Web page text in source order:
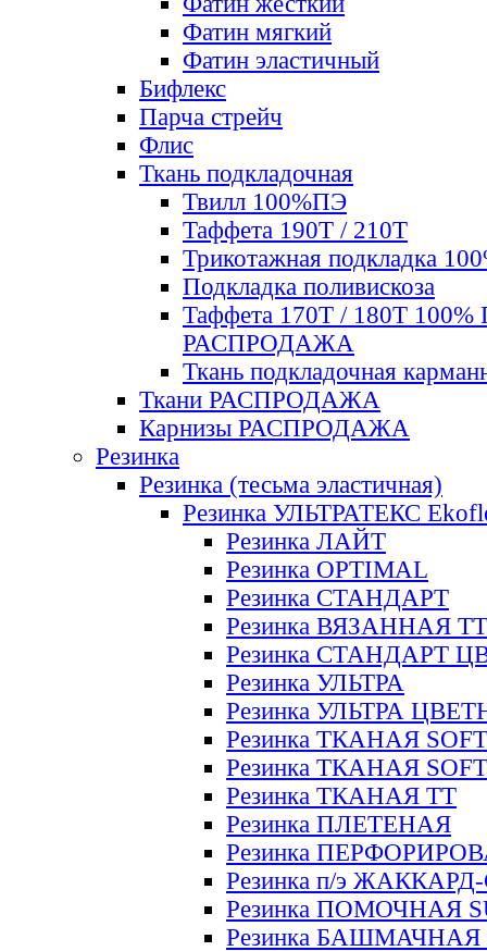
Фатин мягкий
Фатин элаcтичный
Бифлекс
Парча стрейч
Флис
Ткань подкладочная
Твилл 100%ПЭ
Таффета 190Т / 210Т
Трикотажная подкладка
Подкладка поливискоза
Таффета 170Т / 180Т 100%
РАСПРОДАЖА
Ткань подкладочная
Ткани РАСПРОДАЖА
Карнизы РАСПРОДАЖА
Резинка
Резинка (тесьма эластичная)
Резинка УЛЬТРАТЕКС
Резинка ЛАЙТ
Резинка OPTIMAL
Резинка СТАНДАРТ
Резинка ВЯЗАННАЯ ТТ
Резинка СТАНДАРТ
Резинка УЛЬТРА
Резинка УЛЬТРА
Резинка ТКАНАЯ SOFT
Резинка ТКАНАЯ
Резинка ТКАНАЯ ТТ
Резинка ПЛЕТЕНАЯ
Резинка
Резинка п/э
Резинка ПОМОЧНАЯ
Резинка БАШМАЧНАЯ